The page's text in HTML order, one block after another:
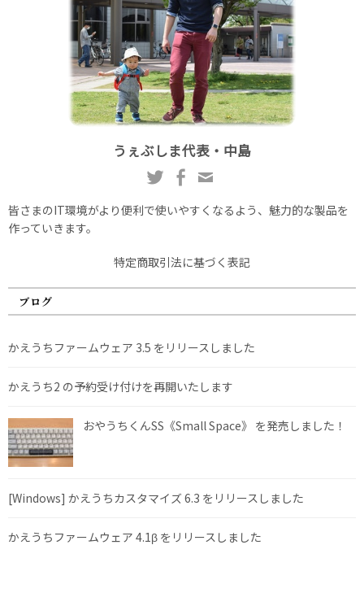
うぇぶしま代表・中島
皆さまのIT環境がより便利で使いやすくなるよう、魅力的な製品を
作っていきます。
特定商取引法に基づく表記
ブログ
かえうちファームウェア 3.5 をリリースしました
かえうち2 の予約受け付けを再開いたします
おやうちくんSS《Small Space》 を発売しました！
[Windows] かえうちカスタマイズ 6.3 をリリースしました
かえうちファームウェア 4.1β をリリースしました